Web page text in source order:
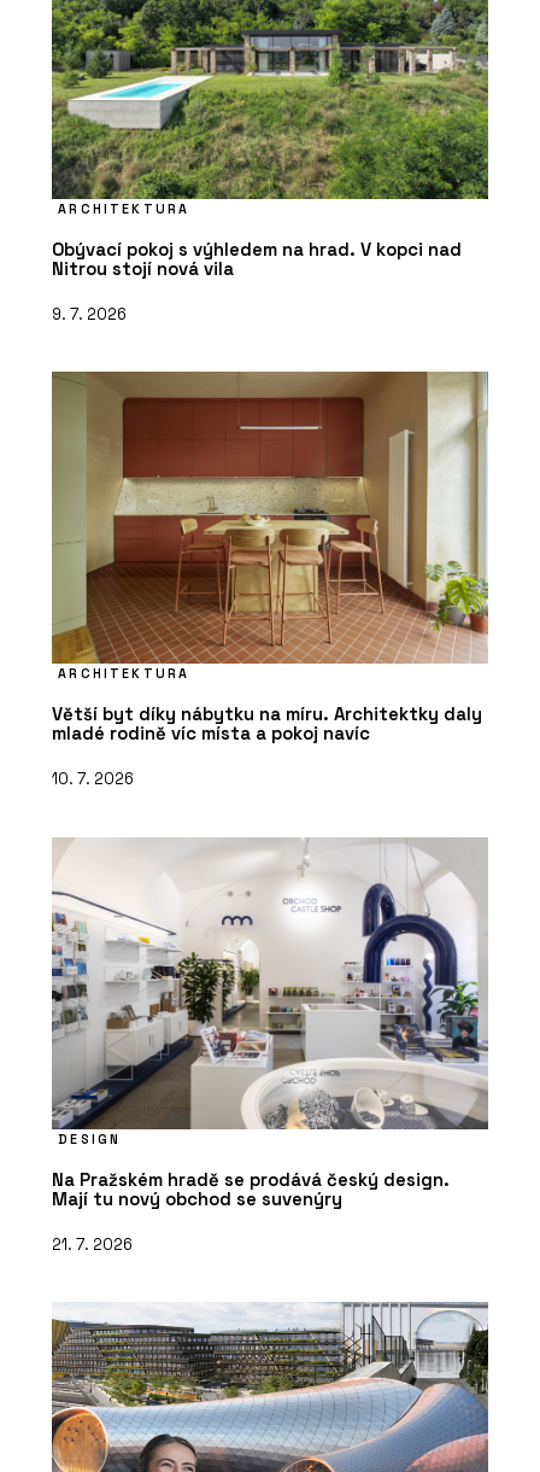
ARCHITEKTURA
Obývací pokoj s výhledem na hrad. V kopci nad
Nitrou stojí nová vila
9. 7. 2026
ARCHITEKTURA
Větší byt díky nábytku na míru. Architektky daly
mladé rodině víc místa a pokoj navíc
10. 7. 2026
DESIGN
Na Pražském hradě se prodává český design.
Mají tu nový obchod se suvenýry
21. 7. 2026